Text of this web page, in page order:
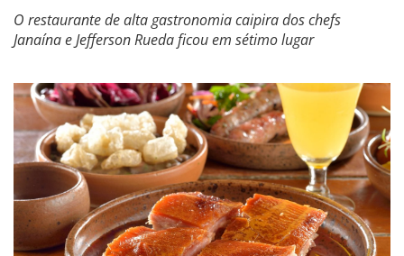
O restaurante de alta gastronomia caipira dos chefs
Janaína e Jefferson Rueda ficou em sétimo lugar